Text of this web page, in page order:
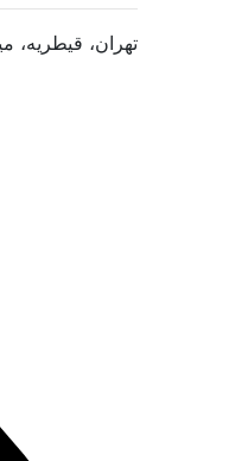
تهران، قیطریه، میدان